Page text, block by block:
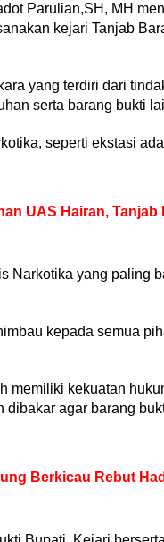
Parulian,SH, MH
kejari Tanjab
yang terdiri dari
serta barang bukti
seperti ekstasi
UAS Hairan,
Narkotika yang paling
kepada semua
memiliki kekuatan
agar barang
Berkicau Rebut